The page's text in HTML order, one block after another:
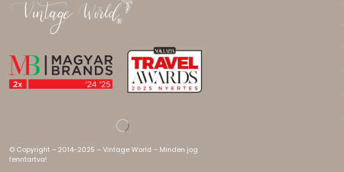
© Copyright – 2014-2025 – Vintage World – Minden jog
fenntartva!